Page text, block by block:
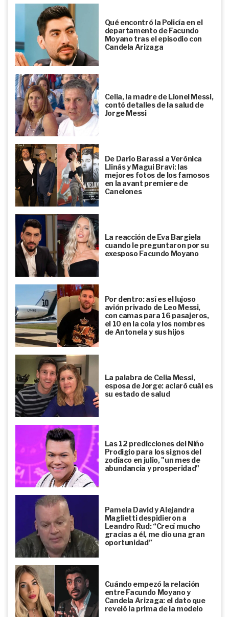
Qué encontró la Policía en el
departamento de Facundo
Moyano tras el episodio con
Candela Arizaga
Celia, la madre de Lionel Messi,
contó detalles de la salud de
Jorge Messi
De Darío Barassi a Verónica
Llinás y Magui Bravi: las
mejores fotos de los famosos
en la avant premiere de
Canelones
La reacción de Eva Bargiela
cuando le preguntaron por su
exesposo Facundo Moyano
Por dentro: así es el lujoso
avión privado de Leo Messi,
con camas para 16 pasajeros,
el 10 en la cola y los nombres
de Antonela y sus hijos
La palabra de Celia Messi,
esposa de Jorge: aclaró cuál es
su estado de salud
Las 12 predicciones del Niño
Prodigio para los signos del
zodíaco en julio, "un mes de
abundancia y prosperidad"
Pamela David y Alejandra
Maglietti despidieron a
Leandro Rud: “Crecí mucho
gracias a él, me dio una gran
oportunidad”
Cuándo empezó la relación
entre Facundo Moyano y
Candela Arizaga: el dato que
reveló la prima de la modelo